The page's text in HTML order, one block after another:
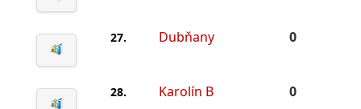
27. Dubňany 0
28. Karolín B 0